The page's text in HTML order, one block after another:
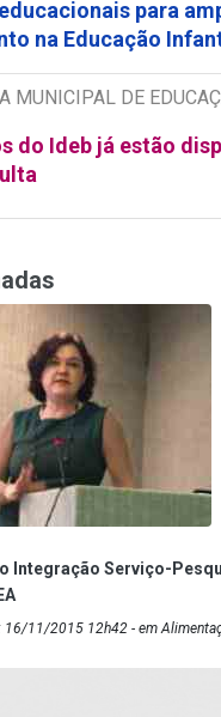
para
na Educação
MUNICIPAL DE
do Ideb já estão
Integração Serviço-
16/11/2015 12h42 - em